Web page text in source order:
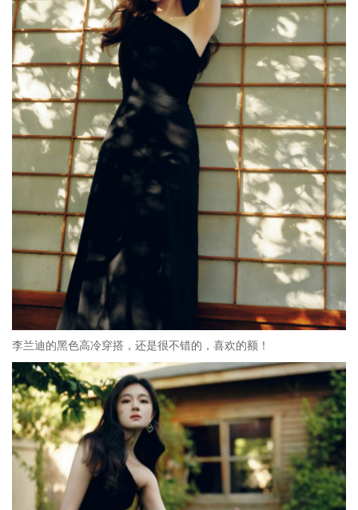
李兰迪的黑色高冷穿搭，还是很不错的，喜欢的额！